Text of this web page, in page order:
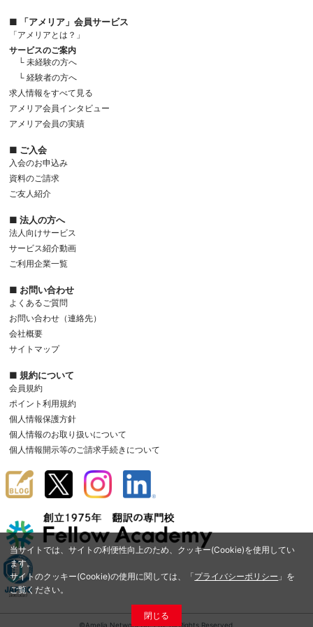
当サイトでは、サイトの利便性向上のため、クッキー(Cookie)を使用してい
ます。
サイトのクッキー(Cookie)の使用に関しては、「プライバシーポリシー 」を
ご覧ください。
閉じる
■ 「アメリア」会員サービス
「アメリアとは？」
サービスのご案内
└ 未経験の方へ
└ 経験者の方へ
求人情報をすべて見る
アメリア会員インタビュー
アメリア会員の実績
■ ご入会
入会のお申込み
資料のご請求
ご友人紹介
■ 法人の方へ
法人向けサービス
サービス紹介動画
ご利用企業一覧
■ お問い合わせ
よくあるご質問
お問い合わせ（連絡先）
会社概要
サイトマップ
■ 規約について
会員規約
ポイント利用規約
個人情報保護方針
個人情報のお取り扱いについて
個人情報開示等のご請求手続きについて
©Amelia Network Co.,Ltd. All Rights Reserved.